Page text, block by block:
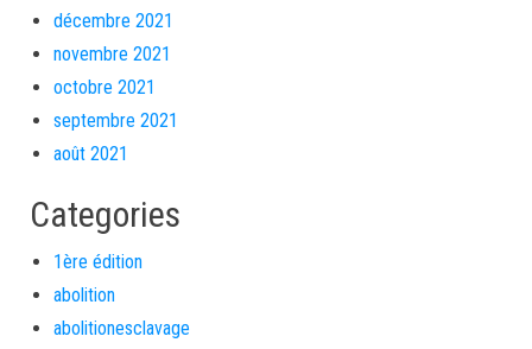
décembre 2021
novembre 2021
octobre 2021
septembre 2021
août 2021
Categories
1ère édition
abolition
abolitionesclavage